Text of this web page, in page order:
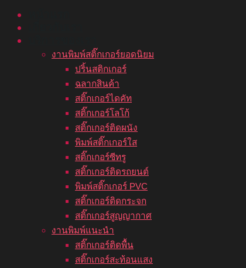
งานพิมพ์สติ๊กเกอร์ยอดนิยม
ปริ้นสติกเกอร์
ฉลากสินค้า
สติ๊กเกอร์ไดคัท
สติ๊กเกอร์โลโก้
สติ๊กเกอร์ติดผนัง
พิมพ์สติ๊กเกอร์ใส
สติ๊กเกอร์ซีทรู
สติ๊กเกอร์ติดรถยนต์
พิมพ์สติ๊กเกอร์ PVC
สติ๊กเกอร์ติดกระจก
สติ๊กเกอร์สูญญากาศ
งานพิมพ์แนะนำ
สติ๊กเกอร์ติดพื้น
สติ๊กเกอร์สะท้อนแสง